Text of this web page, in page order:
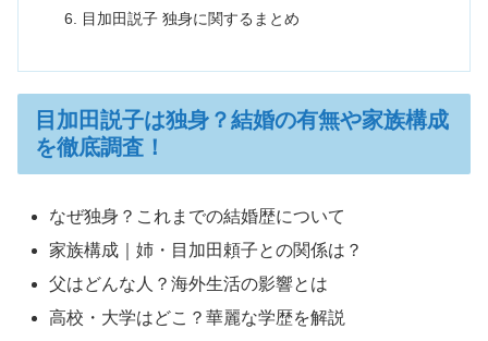
目加田説子 独身に関するまとめ
目加田説子は独身？結婚の有無や家族構成
を徹底調査！
なぜ独身？これまでの結婚歴について
家族構成｜姉・目加田頼子との関係は？
父はどんな人？海外生活の影響とは
高校・大学はどこ？華麗な学歴を解説